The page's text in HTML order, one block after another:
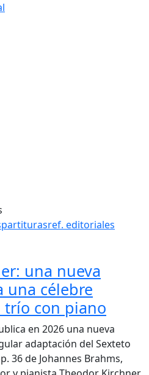
partiturasref. editoriales
una nueva
una célebre
trío con piano
en 2026 una nueva
adaptación del Sexteto
36 de Johannes Brahms,